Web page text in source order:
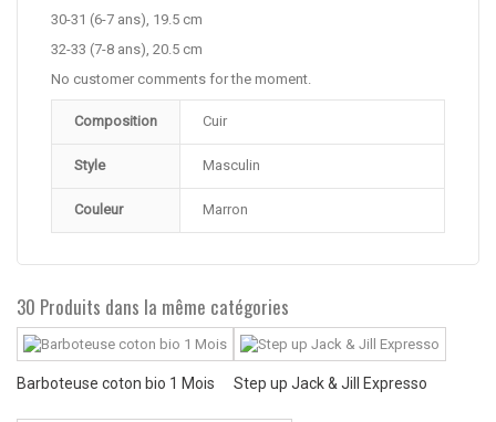
30-31 (6-7 ans), 19.5 cm
32-33 (7-8 ans), 20.5 cm
No customer comments for the moment.
Composition Cuir
Style Masculin
Couleur Marron
30 Produits dans la même catégories
Barboteuse coton bio 1 Mois Step up Jack & Jill Expresso